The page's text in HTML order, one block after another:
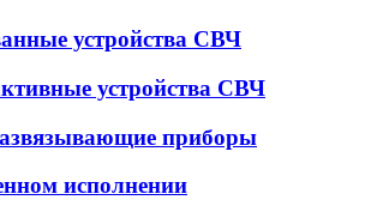
устройства СВЧ
устройства СВЧ
приборы
исполнении